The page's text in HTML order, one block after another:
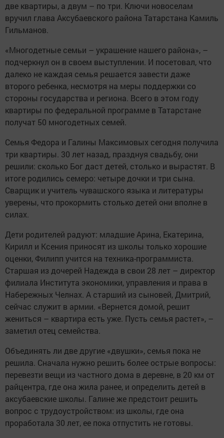
две квартиры, а двум – по три. Ключи новоселам
вручил глава Аксубаевского района Татарстана Камиль
Гильманов.
«Многодетные семьи – украшение нашего района», –
подчеркнул он в своем выступлении. И посетовал, что
далеко не каждая семья решается завести даже
второго ребенка, несмотря на меры поддержки со
стороны государства и региона. Всего в этом году
квартиры по федеральной программе в Татарстане
получат 50 многодетных семей.
Семья Федора и Галины Максимовых сегодня получила
три квартиры. 30 лет назад, празднуя свадьбу, они
решили: сколько Бог даст детей, столько и вырастят. В
итоге родились семеро: четыре дочки и три сына.
Сварщик и учитель чувашского языка и литературы
уверены, что прокормить столько детей они вполне в
силах.
Дети родителей радуют: младшие Арина, Екатерина,
Кирилл и Ксения приносят из школы только хорошие
оценки, Филипп учится на техника-программиста.
Старшая из дочерей Надежда в свои 28 лет – директор
филиала Института экономики, управления и права в
Набережных Челнах. А старший из сыновей, Дмитрий,
сейчас служит в армии. «Вернется домой, решит
жениться – квартира есть уже. Пусть семья растет», –
заметил отец семейства.
Объединять ли две другие «двушки», семья пока не
решила. Сначала нужно решить более острые вопросы:
перевезти вещи из частного дома в деревне, в 20 км от
райцентра, где она жила ранее, и определить детей в
аксубаевские школы. Галине же предстоит решить
вопрос с трудоустройством: из школы, где она
проработала 30 лет, ее пока отпустить не готовы.